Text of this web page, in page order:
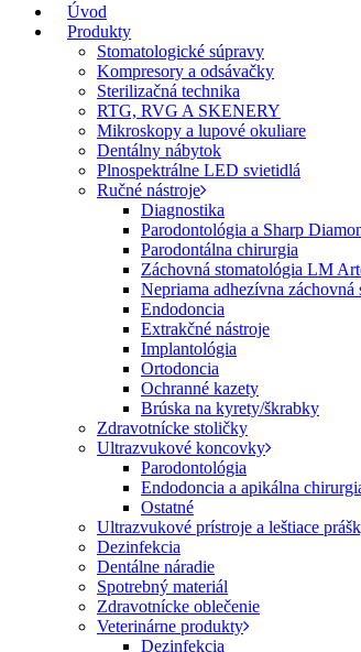
Úvod
Produkty
Stomatologické súpravy
Kompresory a odsávačky
Sterilizačná technika
RTG, RVG A SKENERY
Mikroskopy a lupové okuliare
Dentálny nábytok
Plnospektrálne LED svietidlá
Ručné nástroje
Diagnostika
Parodontológia a Sharp
Parodontálna chirurgia
Záchovná stomatológia LM
Nepriama adhezívna záchovná
Endodoncia
Extrakčné nástroje
Implantológia
Ortodoncia
Ochranné kazety
Brúska na kyrety/škrabky
Zdravotnícke stoličky
Ultrazvukové koncovky
Parodontológia
Endodoncia a apikálna
Ostatné
Ultrazvukové prístroje a leštiace
Dezinfekcia
Dentálne náradie
Spotrebný materiál
Zdravotnícke oblečenie
Veterinárne produkty
Dezinfekcia